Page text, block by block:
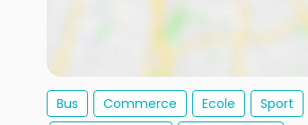
Bus Commerce Ecole Sport